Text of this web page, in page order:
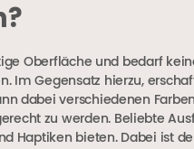
Oberfläche und bedarf
Im Gegensatz hierzu,
dabei verschiedenen
zu werden. Beliebte
Haptiken bieten. Dabei ist